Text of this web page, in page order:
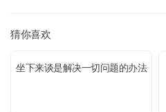
猜你喜欢
坐下来谈是解决一切问题的办法